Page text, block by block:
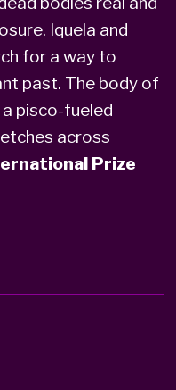
Iquela and
for a way to
past. The body of
pisco-fueled
across
Prize